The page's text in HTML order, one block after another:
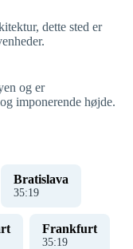
dette sted er
og er
imponerende højde.
Bratislava
35:19
Frankfurt
35:19